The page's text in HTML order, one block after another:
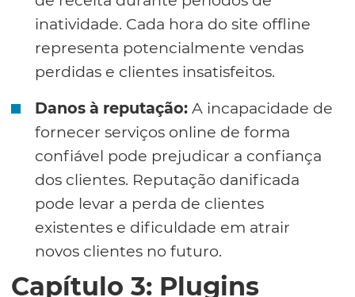
inatividade. Cada hora do site offline
representa potencialmente vendas
perdidas e clientes insatisfeitos.
Danos à reputação: A incapacidade de
fornecer serviços online de forma
confiável pode prejudicar a confiança
dos clientes. Reputação danificada
pode levar a perda de clientes
existentes e dificuldade em atrair
novos clientes no futuro.
Capítulo 3: Plugins